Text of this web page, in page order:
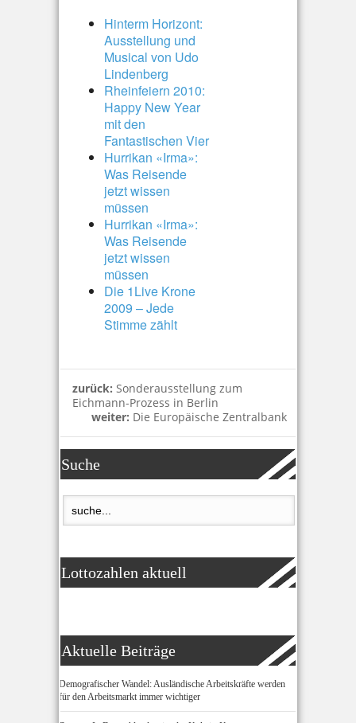
Hinterm Horizont:
Ausstellung und
Musical von Udo
Lindenberg
Rheinfeiern 2010:
Happy New Year
mit den
Fantastischen Vier
Hurrikan «Irma»:
Was Reisende
jetzt wissen
müssen
Hurrikan «Irma»:
Was Reisende
jetzt wissen
müssen
Die 1Live Krone
2009 – Jede
Stimme zählt
zurück: Sonderausstellung zum
Eichmann-Prozess in Berlin
weiter: Die Europäische Zentralbank
Suche
Lottozahlen aktuell
Aktuelle Beiträge
Demografischer Wandel: Ausländische Arbeitskräfte werden
für den Arbeitsmarkt immer wichtiger